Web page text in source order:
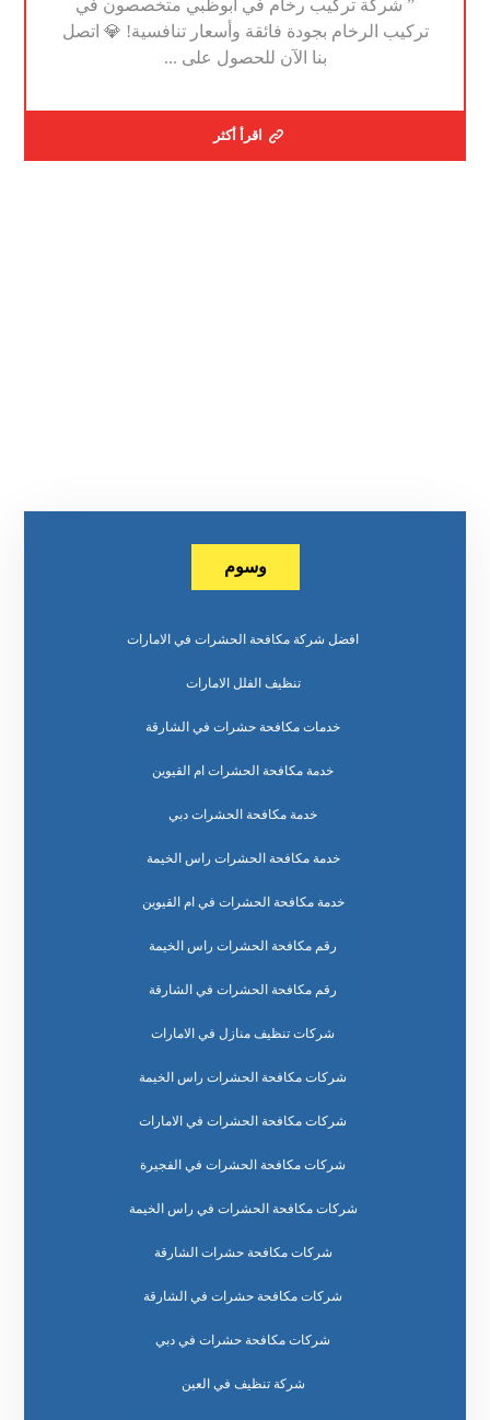
” شركة تركيب رخام في ابوظبي متخصصون في
تركيب الرخام بجودة فائقة وأسعار تنافسية! 💎 اتصل
بنا الآن للحصول على ...
اقرأ أكثر
وسوم
افضل شركة مكافحة الحشرات في الامارات
تنظيف الفلل الامارات
خدمات مكافحة حشرات في الشارقة
خدمة مكافحة الحشرات ام القيوين
خدمة مكافحة الحشرات دبي
خدمة مكافحة الحشرات راس الخيمة
خدمة مكافحة الحشرات في ام القيوين
رقم مكافحة الحشرات راس الخيمة
رقم مكافحة الحشرات في الشارقة
شركات تنظيف منازل في الامارات
شركات مكافحة الحشرات راس الخيمة
شركات مكافحة الحشرات في الامارات
شركات مكافحة الحشرات في الفجيرة
شركات مكافحة الحشرات في راس الخيمة
شركات مكافحة حشرات الشارقة
شركات مكافحة حشرات في الشارقة
شركات مكافحة حشرات في دبي
شركة تنظيف في العين